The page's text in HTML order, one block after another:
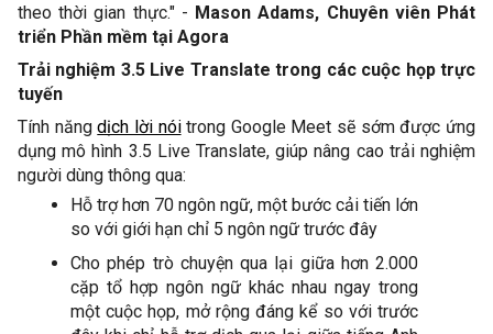
theo thời gian thực." - Mason Adams, Chuyên viên Phát
triển Phần mềm tại Agora
Trải nghiệm 3.5 Live Translate trong các cuộc họp trực
tuyến
Tính năng dịch lời nói trong Google Meet sẽ sớm được ứng
dụng mô hình 3.5 Live Translate, giúp nâng cao trải nghiệm
người dùng thông qua:
Hỗ trợ hơn 70 ngôn ngữ, một bước cải tiến lớn
so với giới hạn chỉ 5 ngôn ngữ trước đây
Cho phép trò chuyện qua lại giữa hơn 2.000
cặp tổ hợp ngôn ngữ khác nhau ngay trong
một cuộc họp, mở rộng đáng kể so với trước